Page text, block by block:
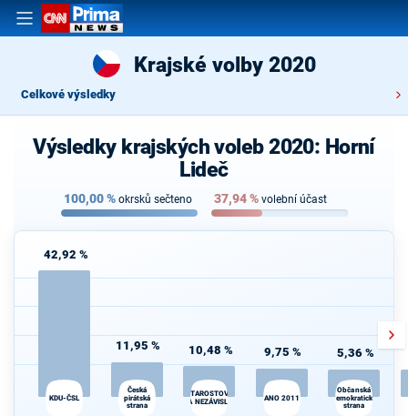
Krajské volby 2020
Celkové výsledky
Výsledky krajských voleb 2020: Horní
Lideč
100,00% okrsků sečteno 37,94% volební účast
42,92 %
KDU-ČSL
11,95 %
Česká
pirátská
strana
10,48 %
STAROSTOVÉ
A NEZÁVISLÍ
9,75 %
ANO 2011
5,36 %
Občanská
demokratická
strana